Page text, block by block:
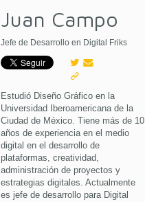
Juan Campo
Jefe de Desarrollo en Digital Friks
Estudió Diseño Gráfico en la
Universidad Iberoamericana de la
Ciudad de México. Tiene más de 10
años de experiencia en el medio
digital en el desarrollo de
plataformas, creatividad,
administración de proyectos y
estrategias digitales. Actualmente
es jefe de desarrollo para Digital